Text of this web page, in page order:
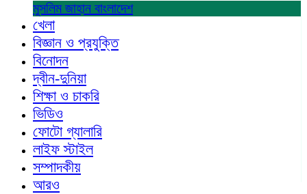
মুসলিম জাহান বাংলাদেশ
খেলা
বিজ্ঞান ও প্রযুক্তি
বিনোদন
দ্বীন-দুনিয়া
শিক্ষা ও চাকরি
ভিডিও
ফোটো গ্যালারি
লাইফ স্টাইল
সম্পাদকীয়
আরও